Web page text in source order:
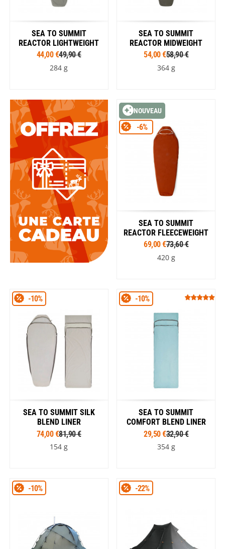
SEA TO SUMMIT
REACTOR LIGHTWEIGHT
44,00 €49,90 €
284 g
SEA TO SUMMIT
REACTOR MIDWEIGHT
54,00 €58,90 €
364 g
NOUVEAU
SEA TO SUMMIT
REACTOR FLEECEWEIGHT
69,00 €73,60 €
-6%
420 g
SEA TO SUMMIT SILK
BLEND LINER
74,00 €81,90 €
-10%
154 g
SEA TO SUMMIT
COMFORT BLEND LINER
29,50 €32,90 €
-10%
354 g
-10% -22%